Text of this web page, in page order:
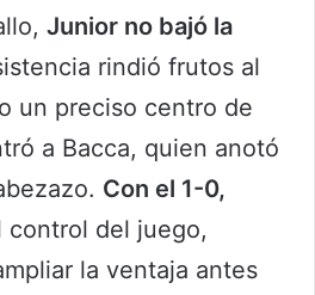
Junior no bajó la
rindió frutos al
un preciso centro de
a Bacca, quien anotó
Con el 1-0,
control del juego,
la ventaja antes